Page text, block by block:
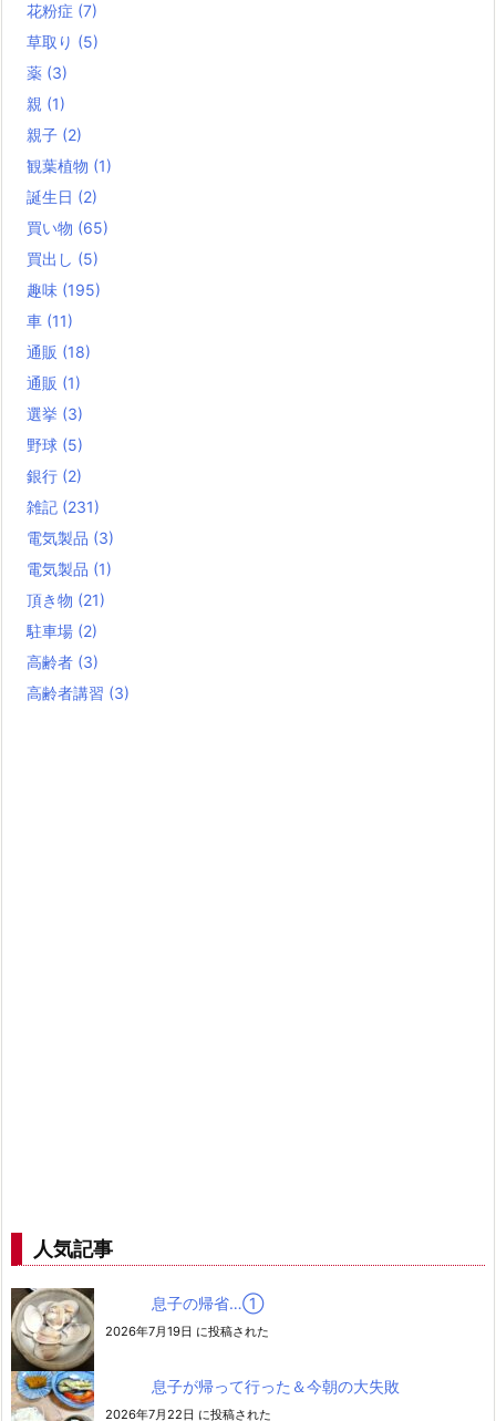
花粉症 (7)
草取り (5)
薬 (3)
親 (1)
親子 (2)
観葉植物 (1)
誕生日 (2)
買い物 (65)
買出し (5)
趣味 (195)
車 (11)
通販 (18)
通販 (1)
選挙 (3)
野球 (5)
銀行 (2)
雑記 (231)
電気製品 (3)
電気製品 (1)
頂き物 (21)
駐車場 (2)
高齢者 (3)
高齢者講習 (3)
人気記事
息子の帰省…➀
2026年7月19日 に投稿された
息子が帰って行った＆今朝の大失敗
2026年7月22日 に投稿された